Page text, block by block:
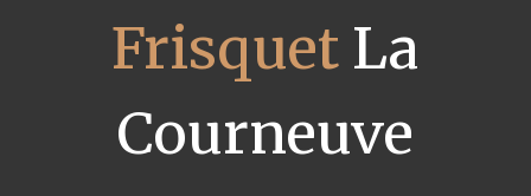
Frisquet La
Courneuve